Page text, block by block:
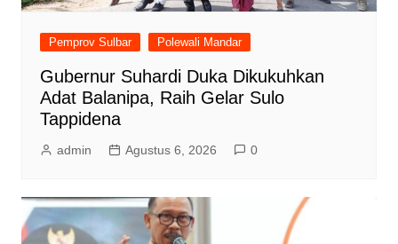
Pemprov Sulbar Polewali Mandar
Gubernur Suhardi Duka Dikukuhkan
Adat Balanipa, Raih Gelar Sulo
Tappidena
admin Agustus 6, 2026 0